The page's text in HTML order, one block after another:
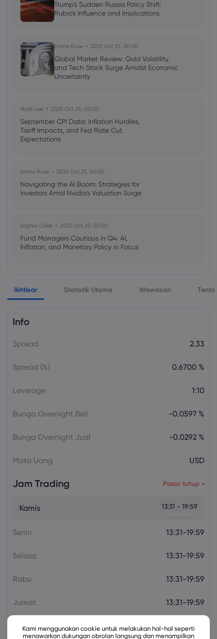
earnings bill
Forex Indices
Trump's Sudden Russia Policy Shift:
Rubio's Influence and Implications
Emma Rose 2025 Oct 25, 00:00
Global Market Review: Gold Volatility
and Tech Stock Surge Amidst Economic
Uncertainty
Noah Lee 2025 Oct 25, 00:00
September CPI Data: Inflation Hurdles,
Tariff Impacts, and Fed Rate Cut
Expectations
Emma Rose 2025 Oct 25, 00:00
Navigating the AI Boom: Strategies for
Investors Amid Nvidia's Valuation Surge
Sophia Claire 2025 Oct 25, 00:00
Fund Managers Cautious in Q4: AI,
Inflation, and Monetary Policy in Focus
US Government Shutdown Threatens
October Inflation Data Release
US-EU Relations: Russia Sanctions Unite
Ikhtisar Statistik Utama Wawasan
Info
Spread 2.33
Spread (%) 0.6700 %
Leverage 1:10
Bunga Overnight Beli -0.0597 %
Bunga Overnight Jual -0.0292 %
Mata Uang USD
Jam Trading Pasar tutup
Kamis 13:31 - 19:59
Senin 13:31-19:59
Selasa 13:31-19:59
Rabu 13:31-19:59
Jumat 13:31-19:59
Kami menggunakan cookie untuk melakukan hal-hal seperti
menawarkan dukungan obrolan langsung dan menampilkan